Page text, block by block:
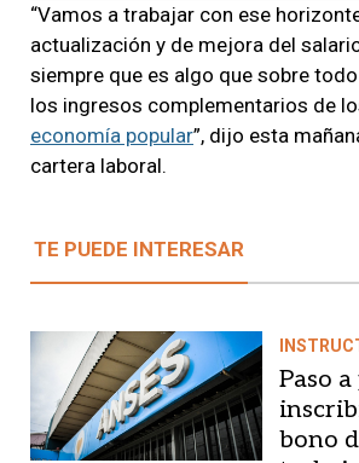
“Vamos a trabajar con ese
actualización y de mejora del
siempre que es algo que sobre
los ingresos complementarios de
economía popular”, dijo esta
cartera laboral.
TE PUEDE INTERESAR
Paso
bono